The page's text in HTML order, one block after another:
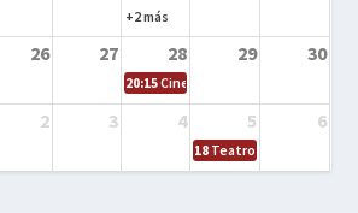
+2 más
26 27 28 29 30
20:15Cine en el calle – Tintín y el
2 3 4 5 6
18 Teatro – Tres